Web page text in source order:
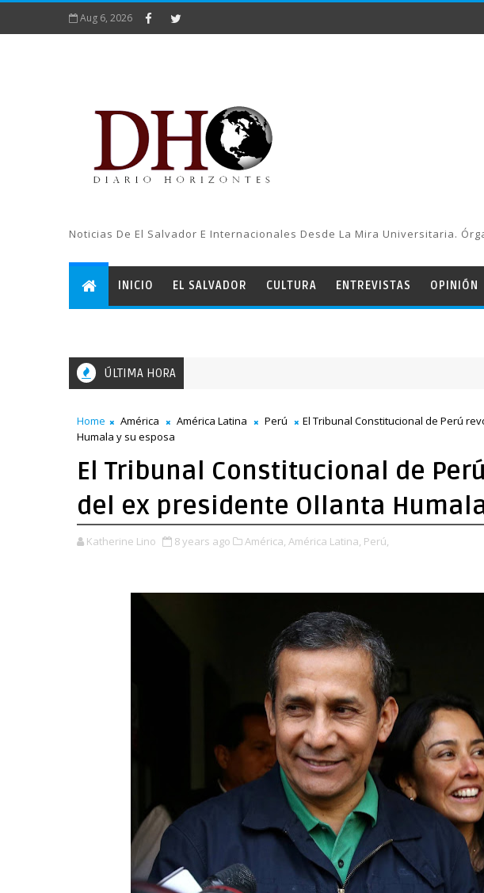
Aug 6, 2026
Noticias De El Salvador E Internacionales Desde La Mira Universitaria.
INICIO EL SALVADOR CULTURA ENTREVISTAS OPINIÓN
ÚLTIMA HORA
Home América América Latina Perú
El Tribunal Constitucional de Perú
Humala y su esposa
El Tribunal Constitucional de
del ex presidente Ollanta
Katherine Lino 8 years ago América, América Latina, Perú,